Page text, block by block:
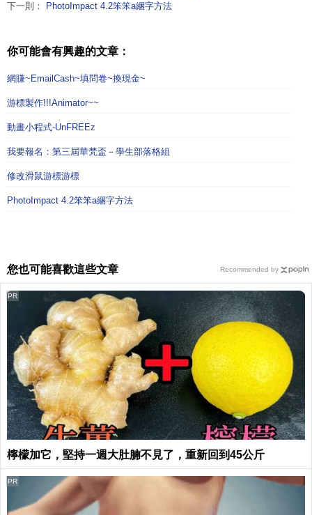
下一則：
PhotoImpact 4.2笨笨a綑字方法
你可能會有興趣的文章：
網賺~EmailCash~填問卷~換現金~
游標製作!!!Animator~~
動畫小程式-UnFREEz
我要報名：第三屆華梵盃－學生部落格組
修改滑鼠游標游標
PhotoImpact 4.2笨笨a綑字方法
您也可能喜歡這些文章
檸檬加它，堅持一週大肚腩不見了，重新回到45公斤
PR
PR
Recommended by